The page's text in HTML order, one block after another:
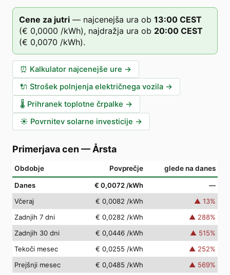
Cene za jutri — najcenejša ura ob 13:00 CEST
(€ 0,0000 /kWh), najdražja ura ob 20:00 CEST
(€ 0,0070 /kWh).
⏰ Kalkulator najcenejše ure →
🔌 Strošek polnjenja električnega vozila →
🌡️ Prihranek toplotne črpalke →
☀️ Povrnitev solarne investicije →
Primerjava cen — Årsta
Obdobje Povprečje glede na danes
Danes € 0,0072 /kWh
—
Včeraj
€ 0,0082 /kWh ▲ 13%
Zadnjih 7 dni
€ 0,0282 /kWh ▲ 288%
Zadnjih 30 dni
€ 0,0446 /kWh ▲ 515%
Tekoči mesec
€ 0,0255 /kWh ▲ 252%
Prejšnji mesec
€ 0,0485 /kWh ▲ 569%